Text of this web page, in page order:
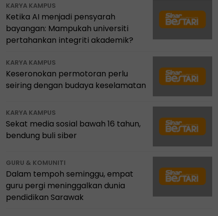
KARYA KAMPUS
Ketika AI menjadi pensyarah
bayangan: Mampukah universiti
pertahankan integriti akademik?
KARYA KAMPUS
Keseronokan permotoran perlu
seiring dengan budaya keselamatan
KARYA KAMPUS
Sekat media sosial bawah 16 tahun,
bendung buli siber
GURU & KOMUNITI
Dalam tempoh seminggu, empat
guru pergi meninggalkan dunia
pendidikan Sarawak